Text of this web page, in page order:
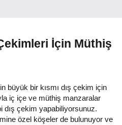
İçin Müthiş
büyük bir kısmı dış çekim için
iç içe ve müthiş manzaralar
dış çekim yapabiliyorsunuz.
özel köşeler de bulunuyor ve